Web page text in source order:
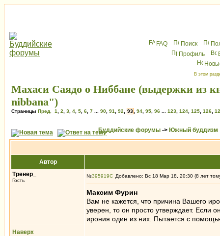
FAQ Поиск
Профиль
В этом
Махаси Саядо о Ниббане (выдержки из
nibbana")
Страницы Пред. 1 2 3 4 5 6 7 90 91 92 93 94 95 96 123 124 125 126
Буддийские форумы -> Южный буддизм
Автор
Тренер_
Гость
№395919 Добавлено: Вс 18 Мар 18, 20:30 (8 лет
Максим Фурин
Вам не кажется, что причина Вашего
уверен, то он просто утверждает. Если
ирония один из них. Пытается с
Наверх